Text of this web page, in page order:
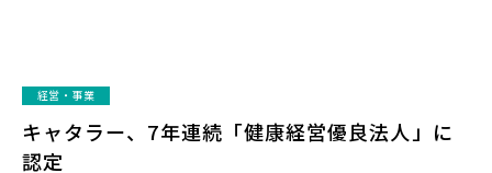
経営・事業
キャタラー、7年連続「健康経営優良法人」に
認定